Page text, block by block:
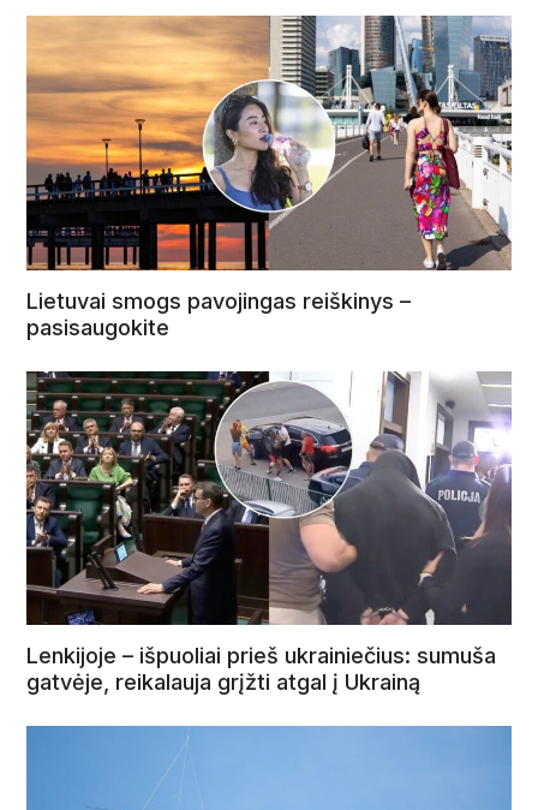
Lietuvai smogs pavojingas reiškinys –
pasisaugokite
Lenkijoje – išpuoliai prieš ukrainiečius: sumuša
gatvėje, reikalauja grįžti atgal į Ukrainą